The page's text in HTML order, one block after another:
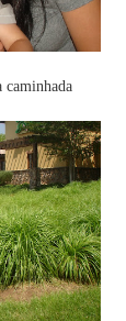
caminhada